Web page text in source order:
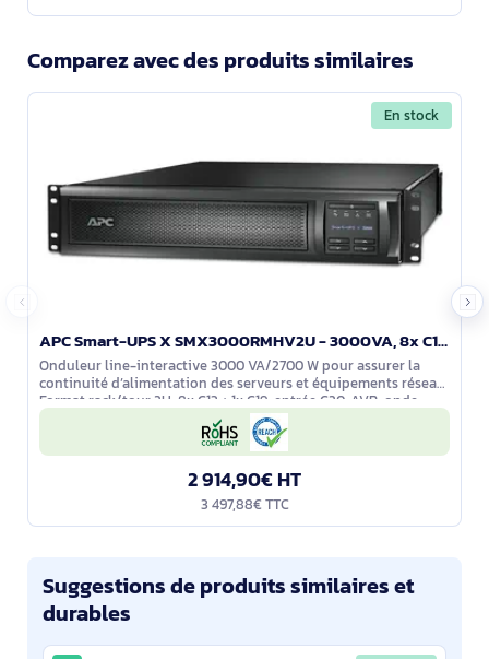
Comparez avec des produits similaires
En stock
APC Smart-UPS X SMX3000RMHV2U - 3000VA, 8x C13 + 1x C19 sortie, USB, runtime extensible
Onduleur line-interactive 3000 VA/2700 W pour assurer la
continuité d’alimentation des serveurs et équipements réseau.
Format rack/tour 2U, 8x C13 + 1x C19, entrée C20. AVR, onde
sinus, efficacité
2 914,90€ HT
3 497,88€ TTC
Suggestions de produits similaires et
durables